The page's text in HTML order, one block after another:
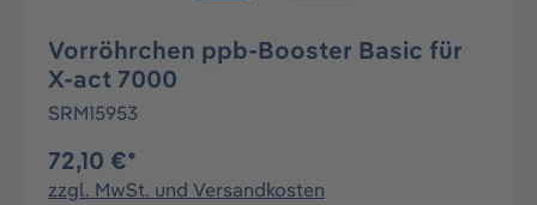
Vorröhrchen ppb-Booster Basic für
X-act 7000
SRM15953
72,10 €*
zzgl. MwSt. und Versandkosten